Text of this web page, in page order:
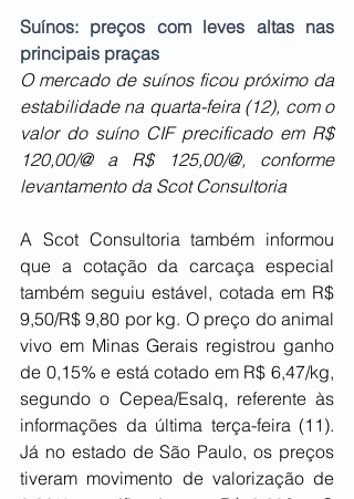
Suínos: preços com leves altas nas
principais praças
O mercado de suínos ficou próximo da
estabilidade na quarta-feira (12), com o
valor do suíno CIF precificado em R$
120,00/@ a R$ 125,00/@, conforme
levantamento da Scot Consultoria
A Scot Consultoria também informou
que a cotação da carcaça especial
também seguiu estável, cotada em R$
9,50/R$ 9,80 por kg. O preço do animal
vivo em Minas Gerais registrou ganho
de 0,15% e está cotado em R$ 6,47/kg,
segundo o Cepea/Esalq, referente às
informações da última terça-feira (11).
Já no estado de São Paulo, os preços
tiveram movimento de valorização de